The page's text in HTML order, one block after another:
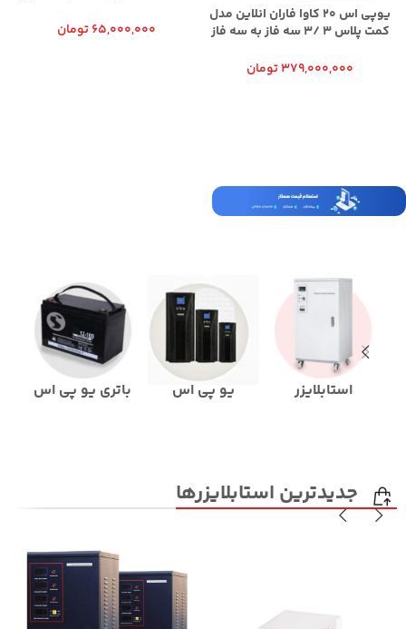
یوپی اس 20 کاوا فاران انلاین مدل
کمت پلاس 3 /3 سه فاز به سه فاز
32 باتری یا 384 ولت با گارانتی و379,000,000تومان
LINEINTERACTIVE PSK ALJA
65,000,000 تومان
استابلایزر یو پی اس باتری یو پی اس
جدیدترین استابلایزرها